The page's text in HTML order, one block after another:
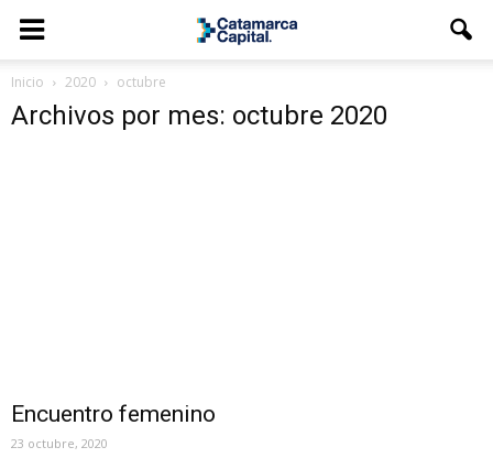
Inicio 2020 octubre
Archivos por mes: octubre 2020
Encuentro femenino
23 octubre, 2020